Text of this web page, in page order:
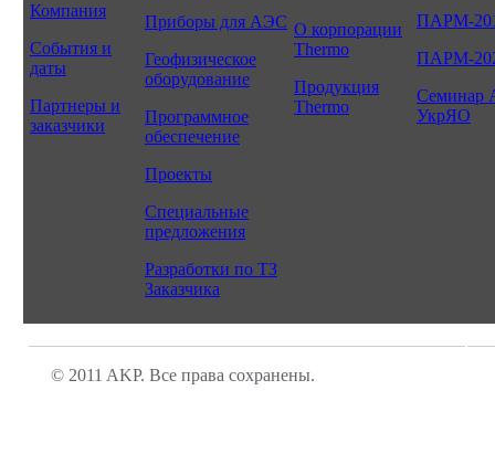
Компания
События и
даты
Партнеры и
заказчики
Приборы для АЭС
Геофизическое
оборудование
Программное
обеспечение
Проекты
Специальные
предложения
Разработки по ТЗ
Заказчика
О корпорации
Thermo
Продукция
Thermo
ПАРМ-
ПАРМ-
Семинар
УкрЯО
© 2011 AKP. Все права сохранены.